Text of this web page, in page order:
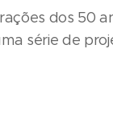
dos 50
série de